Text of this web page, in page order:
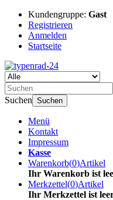
Kundengruppe: Gast
Registrieren
Anmelden
Startseite
Suchen Suchen
Menü
Kontakt
Impressum
Kasse
Warenkorb(0)Artikel
Ihr Warenkorb ist
Merkzettel(0)Artikel
Ihr Merkzettel ist